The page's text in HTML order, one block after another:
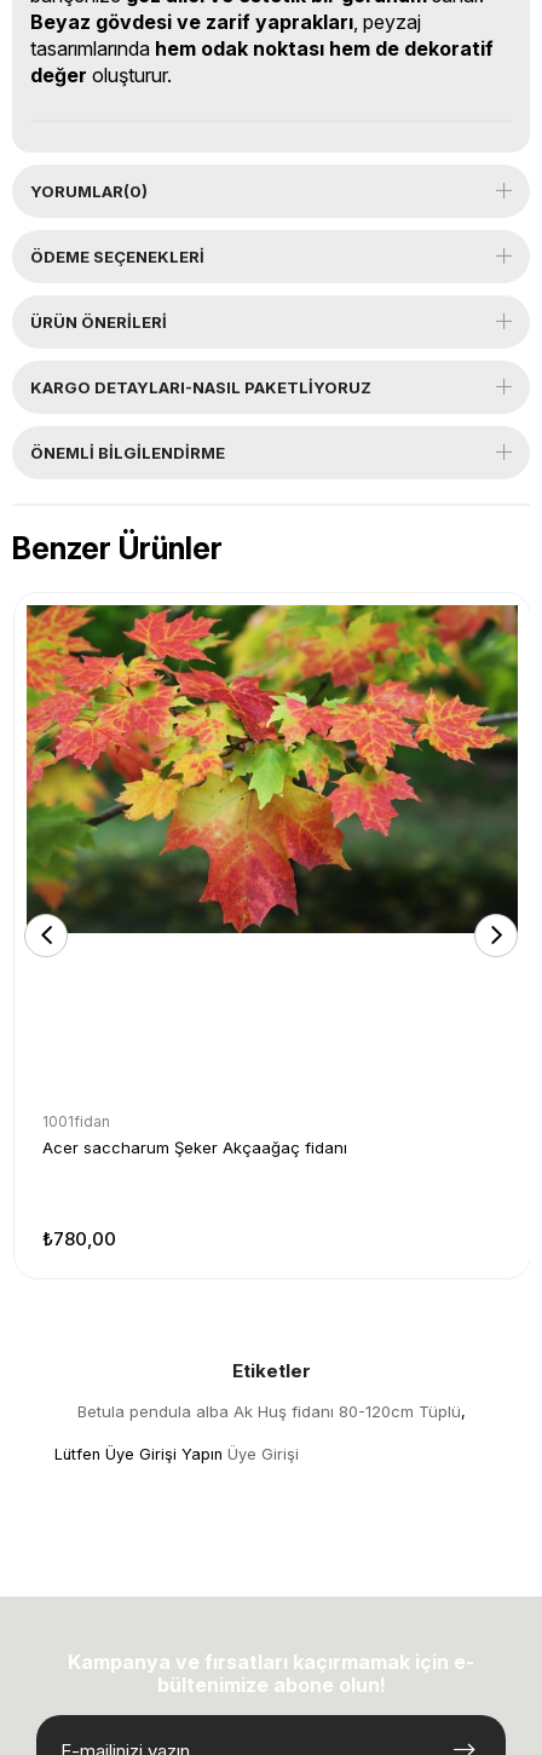
Beyaz gövdesi ve zarif yaprakları , peyzaj
tasarımlarında hem odak noktası hem de dekoratif
değer oluşturur.
YORUMLAR(0)
ÖDEME SEÇENEKLERI
ÜRÜN ÖNERILERI
KARGO DETAYLARI-NASIL PAKETLİYORUZ
ÖNEMLI BILGILENDIRME
Benzer Ürünler
1001fidan
Acer saccharum Şeker Akçaağaç fidanı
₺780,00
Etiketler
Betula pendula alba Ak Huş fidanı 80-120cm Tüplü,
Lütfen Üye Girişi Yapın Üye Girişi
Kampanya ve fırsatları kaçırmamak için e-
bültenimize abone olun!